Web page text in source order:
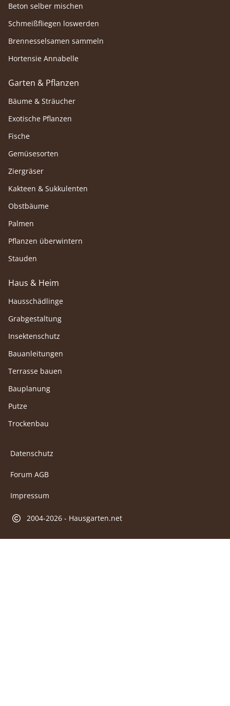
Beton selber mischen
Schmeißfliegen loswerden
Brennesselsamen sammeln
Hortensie Annabelle
Garten & Pflanzen
Bäume & Sträucher
Exotische Pflanzen
Fische
Gemüsesorten
Ziergräser
Kakteen & Sukkulenten
Obstbäume
Palmen
Pflanzen überwintern
Stauden
Haus & Heim
Hausschädlinge
Grabgestaltung
Insektenschutz
Bauanleitungen
Terrasse bauen
Bauplanung
Putze
Trockenbau
Datenschutz
Forum AGB
Impressum
2004-2026 - Hausgarten.net